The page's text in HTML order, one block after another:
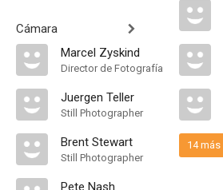
Cámara
Marcel Zyskind
Director de Fotografía
Juergen Teller
Still Photographer
Brent Stewart
Still Photographer
Pete Nash
14 más